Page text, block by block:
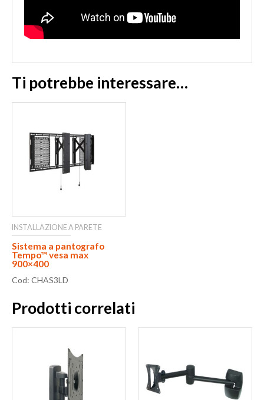
Ti potrebbe interessare…
INSTALLAZIONE A PARETE
Sistema a pantografo
Tempo™ vesa max
900×400
Cod: CHAS3LD
Prodotti correlati